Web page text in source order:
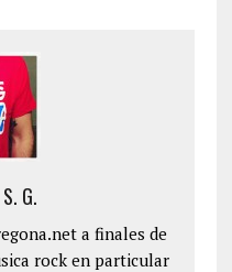
G.
a finales de
rock en particular